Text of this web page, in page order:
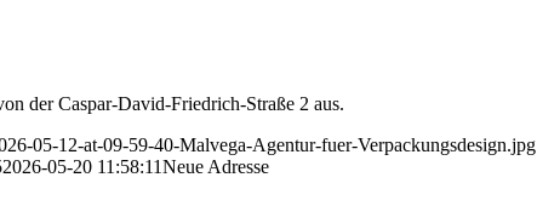
der Caspar-David-Friedrich-Straße 2 aus.
05-12-at-09-59-40-Malvega-Agentur-fuer-Verpackungsdesign.jpg
2026-05-20 11:58:11Neue Adresse